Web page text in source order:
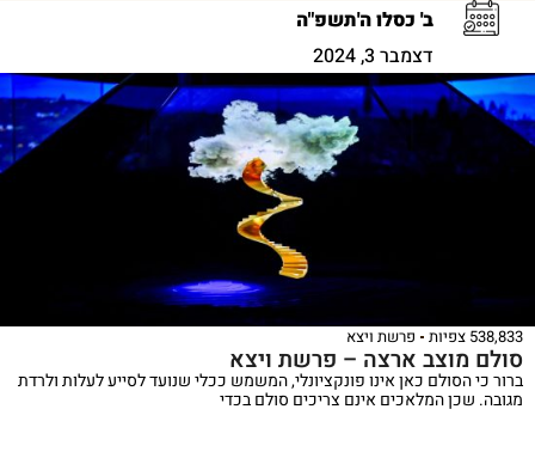
ב' כסלו ה'תשפ"ה
דצמבר 3, 2024
538,833 צפיות פרשת ויצא
סולם מוצב ארצה – פרשת ויצא
ברור כי הסולם כאן אינו פונקציונלי, המשמש ככלי שנועד לסייע לעלות ולרדת
מגובה. שכן המלאכים אינם צריכים סולם בכדי